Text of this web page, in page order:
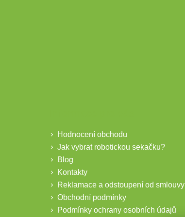
Hodnocení obchodu
Jak vybrat robotickou sekačku?
Blog
Kontakty
Reklamace a odstoupení od smlouvy
Obchodní podmínky
Podmínky ochrany osobních údajů